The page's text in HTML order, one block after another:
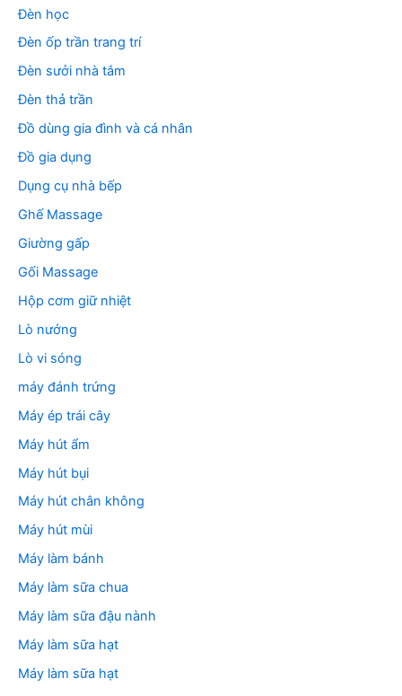
Đèn học
Đèn ốp trần trang trí
Đèn sưởi nhà tắm
Đèn thả trần
Đồ dùng gia đình và cá nhân
Đồ gia dụng
Dụng cụ nhà bếp
Ghế Massage
Giường gấp
Gối Massage
Hộp cơm giữ nhiệt
Lò nướng
Lò vi sóng
máy đánh trứng
Máy ép trái cây
Máy hút ẩm
Máy hút bụi
Máy hút chân không
Máy hút mùi
Máy làm bánh
Máy làm sữa chua
Máy làm sữa đậu nành
Máy làm sữa hạt
Máy làm sữa hạt